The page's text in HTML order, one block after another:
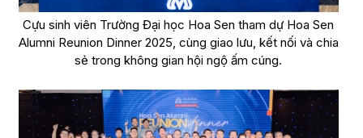
Cựu sinh viên Trường Đại học Hoa Sen tham dự Hoa Sen
Alumni Reunion Dinner 2025, cùng giao lưu, kết nối và chia
sẻ trong không gian hội ngộ ấm cúng.